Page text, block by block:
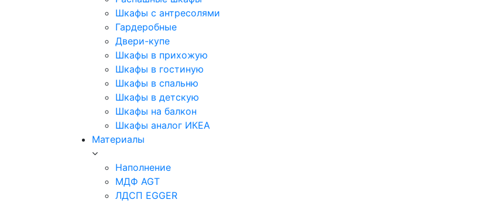
Шкафы с антресолями
Гардеробные
Двери-купе
Шкафы в прихожую
Шкафы в гостиную
Шкафы в спальню
Шкафы в детскую
Шкафы на балкон
Шкафы аналог ИКЕА
Материалы
Наполнение
МДФ AGT
ЛДСП EGGER